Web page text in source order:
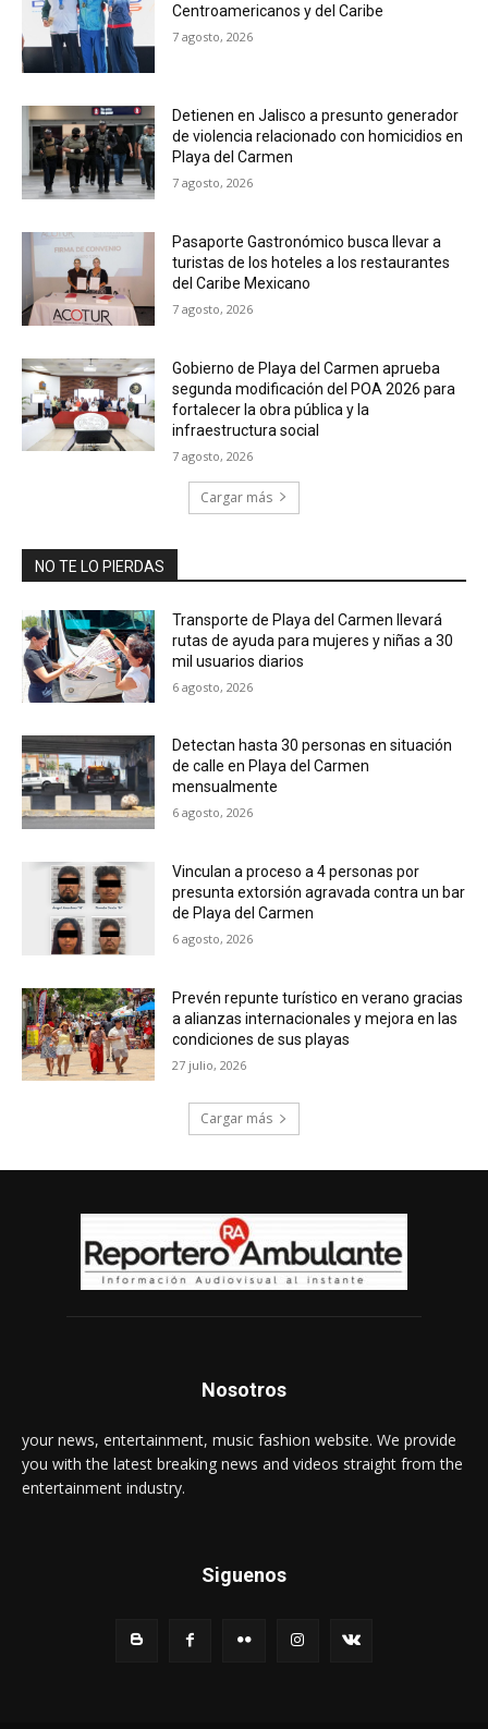
Centroamericanos y del Caribe
7 agosto, 2026
Detienen en Jalisco a presunto generador
de violencia relacionado con homicidios en
Playa del Carmen
7 agosto, 2026
Pasaporte Gastronómico busca llevar a
turistas de los hoteles a los restaurantes
del Caribe Mexicano
7 agosto, 2026
Gobierno de Playa del Carmen aprueba
segunda modificación del POA 2026 para
fortalecer la obra pública y la
infraestructura social
7 agosto, 2026
Cargar más
NO TE LO PIERDAS
Transporte de Playa del Carmen llevará
rutas de ayuda para mujeres y niñas a 30
mil usuarios diarios
6 agosto, 2026
Detectan hasta 30 personas en situación
de calle en Playa del Carmen
mensualmente
6 agosto, 2026
Vinculan a proceso a 4 personas por
presunta extorsión agravada contra un bar
de Playa del Carmen
6 agosto, 2026
Prevén repunte turístico en verano gracias
a alianzas internacionales y mejora en las
condiciones de sus playas
27 julio, 2026
Cargar más
Nosotros
your news, entertainment, music fashion website. We provide
you with the latest breaking news and videos straight from the
entertainment industry.
Siguenos